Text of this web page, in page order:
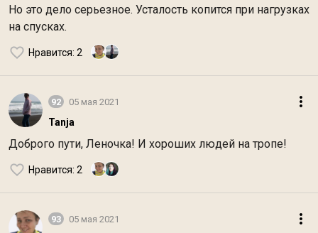
Но это дело серьезное. Усталость копится при нагрузках
на спусках.
Нравится: 2
92 05 мая 2021
Tanja
Доброго пути, Леночка! И хороших людей на тропе!
Нравится: 2
93 05 мая 2021